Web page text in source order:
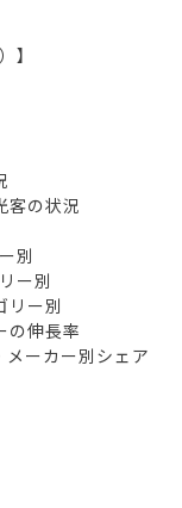
】
の状況
別
ー別
ー別
伸長率
ーカー別シェア